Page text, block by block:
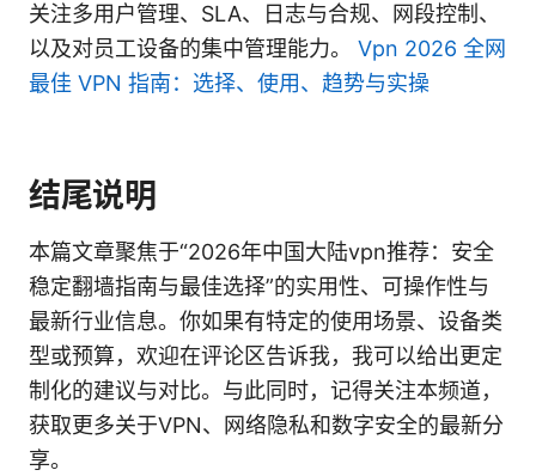
关注多用户管理、SLA、日志与合规、网段控制、
以及对员工设备的集中管理能力。 Vpn 2026 全网
最佳 VPN 指南：选择、使用、趋势与实操
结尾说明
本篇文章聚焦于“2026年中国大陆vpn推荐：安全
稳定翻墙指南与最佳选择”的实用性、可操作性与
最新行业信息。你如果有特定的使用场景、设备类
型或预算，欢迎在评论区告诉我，我可以给出更定
制化的建议与对比。与此同时，记得关注本频道，
获取更多关于VPN、网络隐私和数字安全的最新分
享。